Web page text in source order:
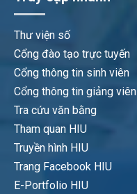
Thư viện số
Cổng đào tạo trực tuyến
Cổng thông tin sinh viên
Cổng thông tin giảng viên
Tra cứu văn bằng
Tham quan HIU
Truyền hình HIU
Trang Facebook HIU
E-Portfolio HIU